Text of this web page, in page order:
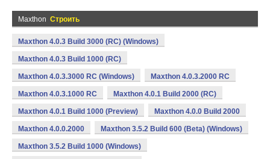
Maxthon Строить
Maxthon 4.0.3 Build 3000 (RC) (Windows)
Maxthon 4.0.3 Build 1000 (RC)
Maxthon 4.0.3.3000 RC (Windows) Maxthon 4.0.3.2000 RC
Maxthon 4.0.3.1000 RC Maxthon 4.0.1 Build 2000 (RC)
Maxthon 4.0.1 Build 1000 (Preview) Maxthon 4.0.0 Build 2000
Maxthon 4.0.0.2000 Maxthon 3.5.2 Build 600 (Beta) (Windows)
Maxthon 3.5.2 Build 1000 (Windows)